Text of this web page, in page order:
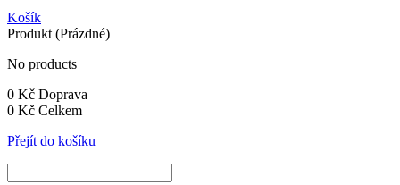
Košík
Produkt (Prázdné)
No products
0 Kč Doprava
0 Kč Celkem
Přejít do košíku